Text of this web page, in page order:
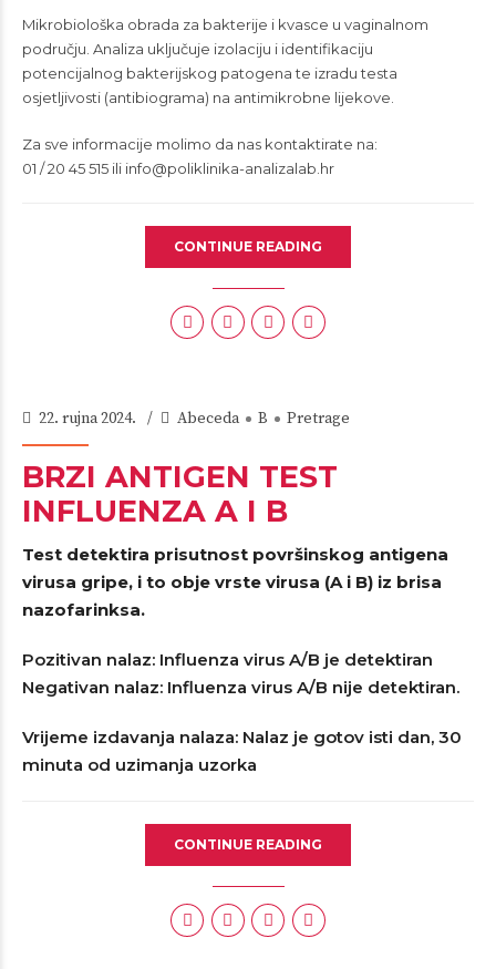
Mikrobiološka obrada za bakterije i kvasce u vaginalnom
području. Analiza uključuje izolaciju i identifikaciju
potencijalnog bakterijskog patogena te izradu testa
osjetljivosti (antibiograma) na antimikrobne lijekove.
Za sve informacije molimo da nas kontaktirate na:
01 / 20 45 515 ili info@poliklinika-analizalab.hr
CONTINUE READING
22. rujna 2024. Abeceda B Pretrage
BRZI ANTIGEN TEST
INFLUENZA A I B
Test detektira prisutnost površinskog antigena
virusa gripe, i to obje vrste virusa (A i B) iz brisa
nazofarinksa.
Pozitivan nalaz: Influenza virus A/B je detektiran
Negativan nalaz: Influenza virus A/B nije detektiran.
Vrijeme izdavanja nalaza: Nalaz je gotov isti dan, 30
minuta od uzimanja uzorka
CONTINUE READING